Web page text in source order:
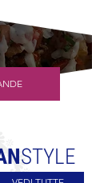
STYLE